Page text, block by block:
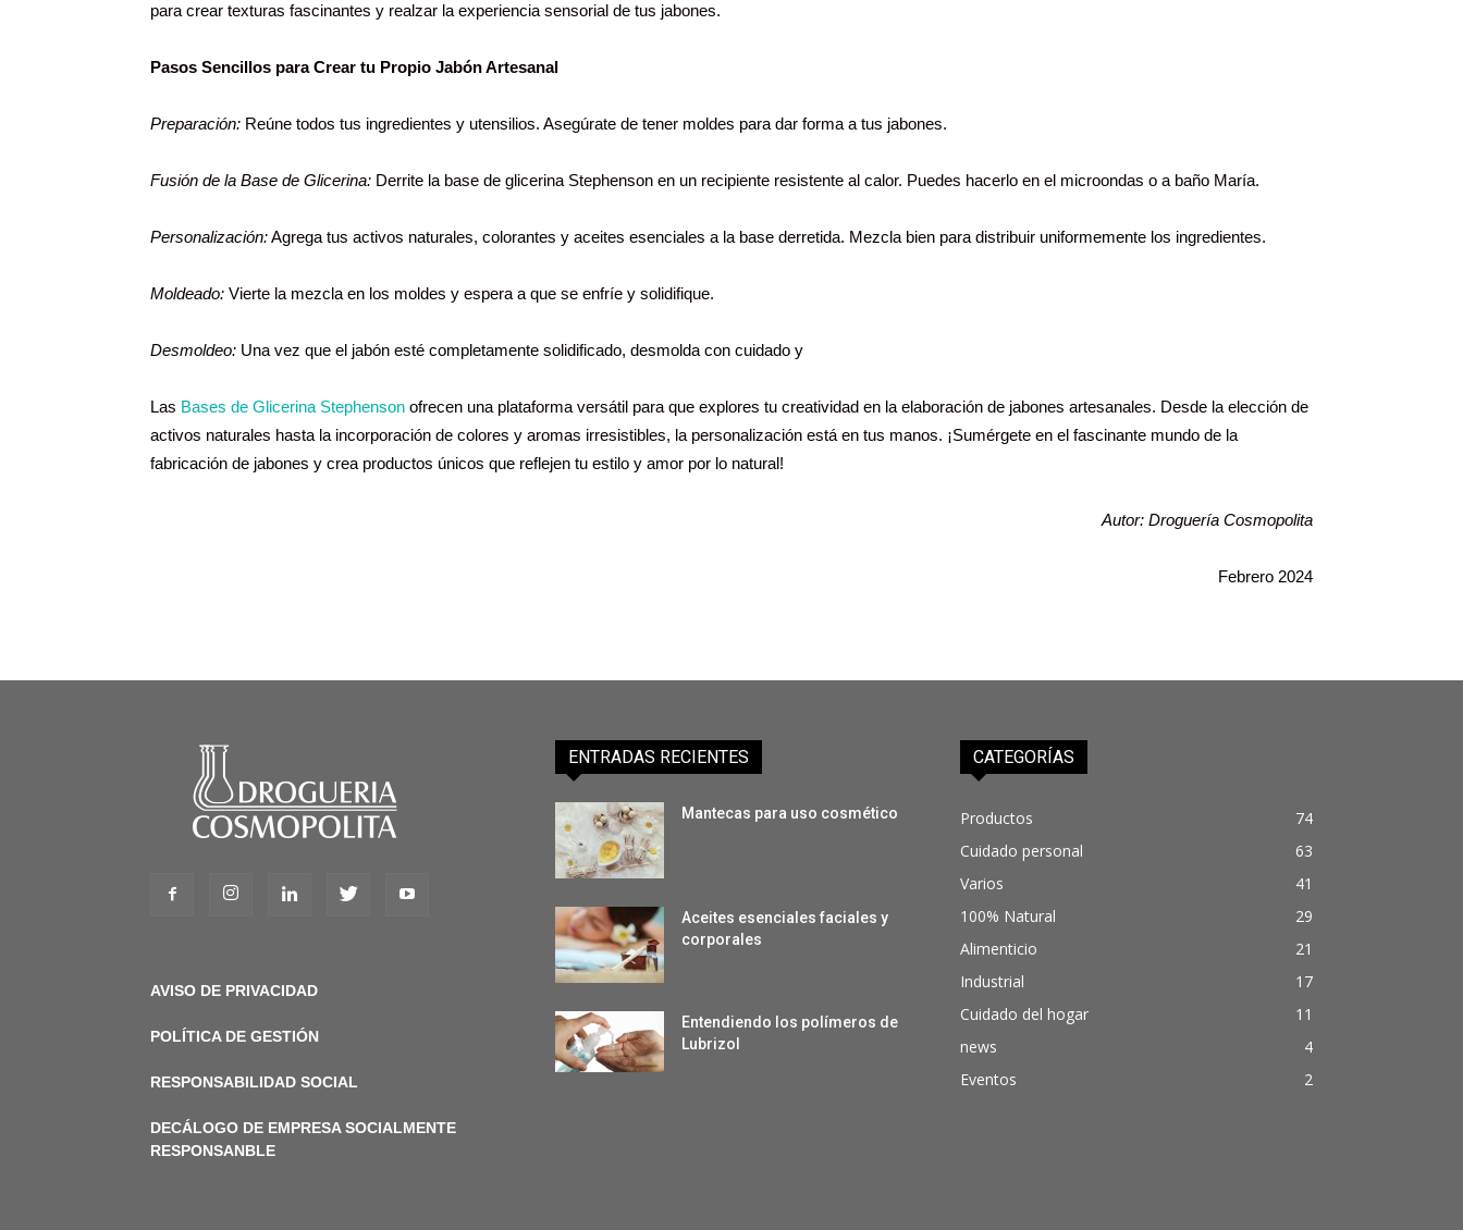
para crear texturas fascinantes y realzar la experiencia sensorial de tus jabones.
Pasos Sencillos para Crear tu Propio Jabón Artesanal
Preparación: Reúne todos tus ingredientes y utensilios. Asegúrate de tener moldes para dar forma a tus jabones.
Fusión de la Base de Glicerina: Derrite la base de glicerina Stephenson en un recipiente resistente al calor. Puedes hacerlo en el microondas o a baño María.
Personalización:Agrega tus activos naturales, colorantes y aceites esenciales a la base derretida. Mezcla bien para distribuir uniformemente los ingredientes.
Moldeado: Vierte la mezcla en los moldes y espera a que se enfríe y solidifique.
Desmoldeo: Una vez que el jabón esté completamente solidificado, desmolda con cuidado y
Las Bases de Glicerina Stephenson ofrecen una plataforma versátil para que explores tu creatividad en la elaboración de jabones artesanales. Desde la elección de
activos naturales hasta la incorporación de colores y aromas irresistibles, la personalización está en tus manos. ¡Sumérgete en el fascinante mundo de la
fabricación de jabones y crea productos únicos que reflejen tu estilo y amor por lo natural!
Autor: Droguería Cosmopolita
Febrero 2024
AVISO DE PRIVACIDAD
POLÍTICA DE GESTIÓN
RESPONSABILIDAD SOCIAL
DECÁLOGO DE EMPRESA SOCIALMENTE
RESPONSANBLE
ENTRADAS RECIENTES
Mantecas para uso cosmético
Aceites esenciales faciales y
corporales
Entendiendo los polímeros de
Lubrizol
CATEGORÍAS
Productos
74
Cuidado personal
63
Varios
41
100% Natural
29
Alimenticio
21
Industrial
17
Cuidado del hogar
11
news
4
Eventos
2